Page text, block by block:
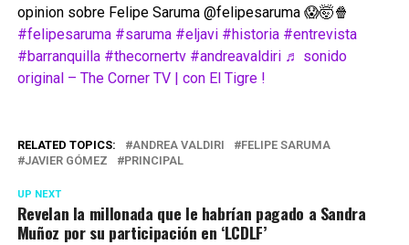
opinion sobre Felipe Saruma @felipesaruma 😱🤯🍿
#felipesaruma #saruma #eljavi #historia #entrevista
#barranquilla #thecornertv #andreavaldiri ♬ sonido
original – The Corner TV | con El Tigre !
RELATED TOPICS: ANDREA VALDIRI
FELIPE SARUMA
JAVIER GÓMEZ
PRINCIPAL
UP NEXT
Revelan la millonada que le habrían pagado a Sandra
Muñoz por su participación en ‘LCDLF’